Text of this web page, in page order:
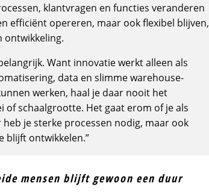
klantvragen en functies veranderen
efficiënt opereren, maar ook flexibel blijven,
ontwikkeling.
Want innovatie werkt alleen als
data en slimme warehouse-
werken, haal je daar nooit het
schaalgrootte. Het gaat erom of je als
je sterke processen nodig, maar ook
blijft ontwikkelen.”
mensen blijft gewoon een duur